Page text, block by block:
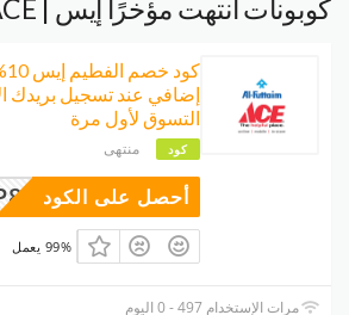
كوبونات انتهت مؤخرًا إيس | ACE
إضافي عند تسجيل بريدك
التسوق لأول مرة
كود منتهى
أحصل على الكود
99% يعمل
مرات الإستخدام 497 - 0 اليوم